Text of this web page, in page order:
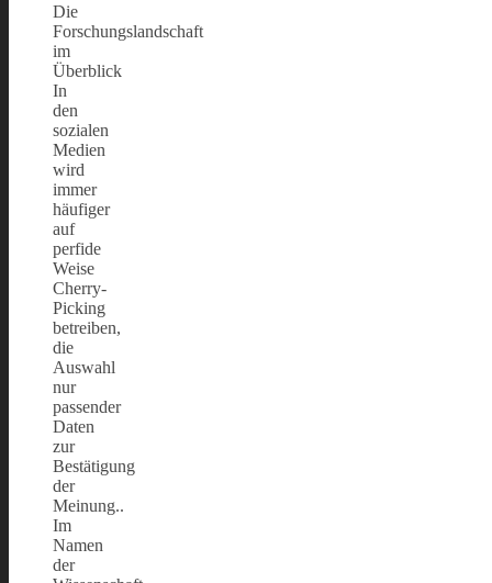
Die
Forschungslandschaft
im
Überblick
In
den
sozialen
Medien
wird
immer
häufiger
auf
perfide
Weise
Cherry-
Picking
betreiben,
die
Auswahl
nur
passender
Daten
zur
Bestätigung
der
Meinung..
Im
Namen
der